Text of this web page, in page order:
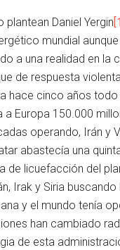
plantean Daniel Yergin
mundial
a una realidad en la
de respuesta
hace cinco años
a Europa 150.000
operando, Irán y
abastecía una
de licuefacción del
Irak y Siria
y el mundo tenía
han cambiado
de esta